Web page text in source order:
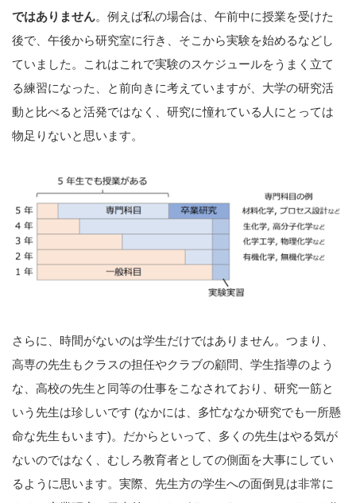
ではありません。例えば私の場合は、午前中に授業を受けた
後で、午後から研究室に行き、そこから実験を始めるなどし
ていました。これはこれで実験のスケジュールをうまく立て
る練習になった、と前向きに考えていますが、大学の研究活
動と比べると活発ではなく、研究に憧れている人にとっては
物足りないと思います。
さらに、時間がないのは学生だけではありません。つまり、
高専の先生もクラスの担任やクラブの顧問、学生指導のよう
な、高校の先生と同等の仕事をこなされており、研究一筋と
いう先生は珍しいです (なかには、多忙ななか研究でも一所懸
命な先生もいます)。だからといって、多くの先生はやる気が
ないのではなく、むしろ教育者としての側面を大事にしてい
るように思います。実際、先生方の学生への面倒見は非常に